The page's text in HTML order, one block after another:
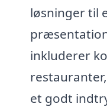
løsninger til
inkluderer
et godt